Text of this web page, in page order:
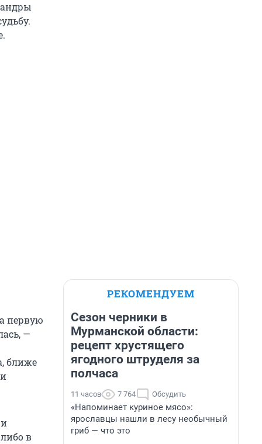
первую
—
ближе
в
РЕКОМЕНДУЕМ
Сезон черники в
Мурманской области:
рецепт хрустящего
ягодного штруделя за
полчаса
11 часов 7 764 Обсудить
«Напоминает куриное мясо»:
ярославцы нашли в лесу необычный
гриб — что это